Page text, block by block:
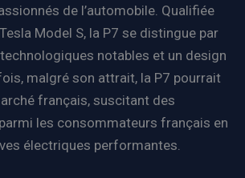
de l’automobile. Qualifiée
Model S, la P7 se distingue par
notables et un design
malgré son attrait, la P7 pourrait
français, suscitant des
les consommateurs français en
électriques performantes.